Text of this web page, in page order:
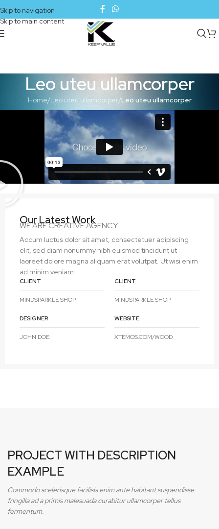
Skip to navigation
Skip to main content
Leo uteu ullamcorper
Home/Leo uteu ullamcorper/Leo uteu ullamcorper
Our Latest Work
WE ARE CREATIVE AGENCY
Accum luctus dolor sit amet, consectetuer adipiscing
elit, sed diam nonummy nibh euismod tincidunt ut
laoreet dolore magna aliquam erat volutpat. Ut wisi enim
ad minim veniam.
CLIENT
MINDSPARKLE SHOP
CLIENT
MINDSPARKLE SHOP
DESIGNER
JOHN DOE
WEBSITE
XTEMOS.COM/WOOD
PROJECT WITH DESCRIPTION
EXAMPLE
Commodo scelerisque facilisis enim ante habitant suspendisse
fringilla ad a primis malesuada curabitur ullamcorper tellus
fermentum.